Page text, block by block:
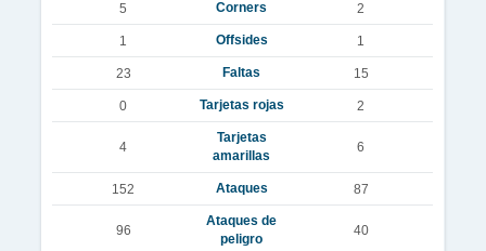
5 Corners 2
1 Offsides 1
23 Faltas 15
0 Tarjetas rojas 2
4
Tarjetas
amarillas
6
152 Ataques 87
96
Ataques de
peligro
40